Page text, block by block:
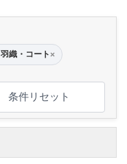
羽織・コート×
条件リセット